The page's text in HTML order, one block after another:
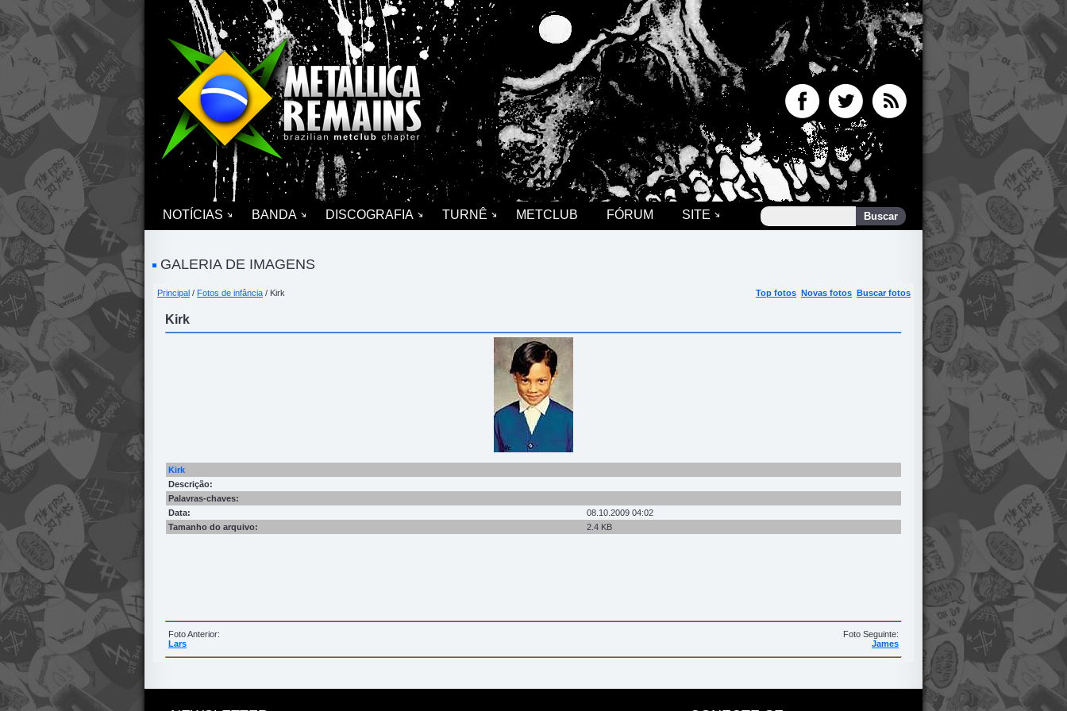
NOTÍCIAS BANDA DISCOGRAFIA TURNÊ METCLUB FÓRUM SITE
GALERIA DE IMAGENS
Principal / Fotos de infância / Kirk Top fotos Novas fotos Buscar fotos
Kirk
Kirk
Descrição:
Palavras-chaves:
Data:
08.10.2009 04:02
Tamanho do arquivo:
2.4 KB
Foto Anterior:
Lars
Foto Seguinte:
James